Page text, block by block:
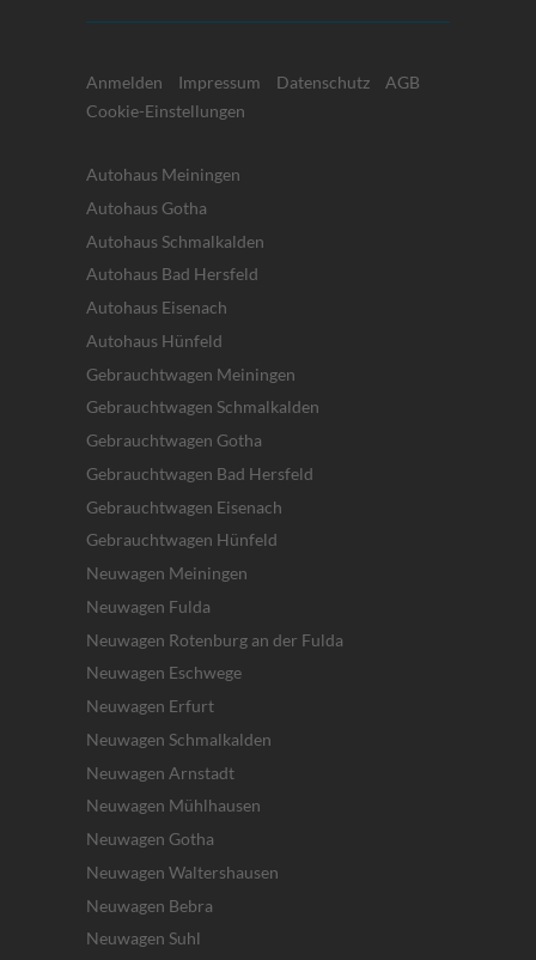
Anmelden Impressum Datenschutz
AGB
Cookie-Einstellungen
Autohaus Meiningen
Autohaus Gotha
Autohaus Schmalkalden
Autohaus Bad Hersfeld
Autohaus Eisenach
Autohaus Hünfeld
Gebrauchtwagen Meiningen
Gebrauchtwagen Schmalkalden
Gebrauchtwagen Gotha
Gebrauchtwagen Bad Hersfeld
Gebrauchtwagen Eisenach
Gebrauchtwagen Hünfeld
Neuwagen Meiningen
Neuwagen Fulda
Neuwagen Rotenburg an der Fulda
Neuwagen Eschwege
Neuwagen Erfurt
Neuwagen Schmalkalden
Neuwagen Arnstadt
Neuwagen Mühlhausen
Neuwagen Gotha
Neuwagen Waltershausen
Neuwagen Bebra
Neuwagen Suhl